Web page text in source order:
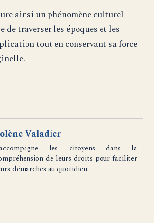
ainsi un phénomène culturel
de traverser les époques et les
tout en conservant sa force
Valadier
les citoyens dans la
de leurs droits pour faciliter
démarches au quotidien.